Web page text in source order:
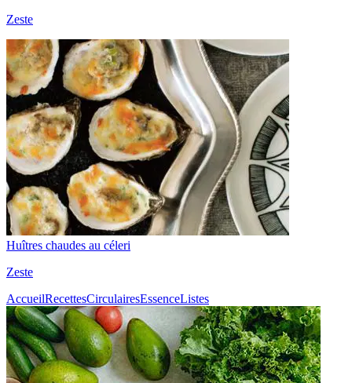
Zeste
Huîtres chaudes au céleri
Zeste
AccueilRecettesCirculairesEssenceListes